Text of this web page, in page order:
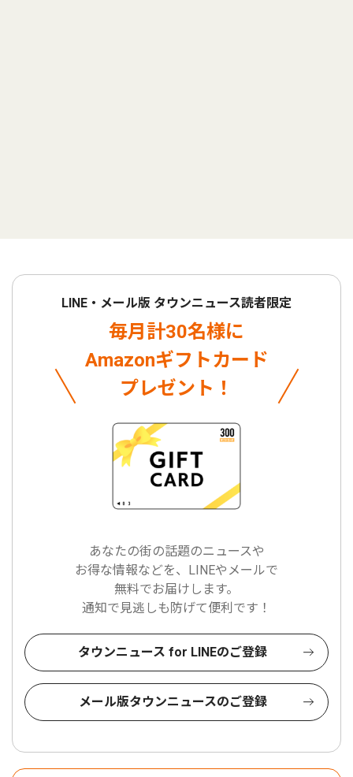
LINE・メール版 タウンニュース読者限定
毎月計30名様に
Amazonギフトカード
プレゼント！
あなたの街の話題のニュースや
お得な情報などを、LINEやメールで
無料でお届けします。
通知で見逃しも防げて便利です！
タウンニュース for LINEのご登録
メール版タウンニュースのご登録